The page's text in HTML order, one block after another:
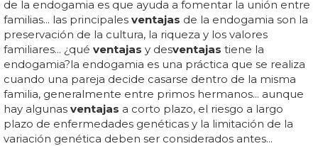
de la endogamia es que ayuda a fomentar la unión entre
familias... las principales ventajas de la endogamia son la
preservación de la cultura, la riqueza y los valores
familiares... ¿qué ventajas y desventajas tiene la
endogamia?la endogamia es una práctica que se realiza
cuando una pareja decide casarse dentro de la misma
familia, generalmente entre primos hermanos... aunque
hay algunas ventajas a corto plazo, el riesgo a largo
plazo de enfermedades genéticas y la limitación de la
variación genética deben ser considerados antes...